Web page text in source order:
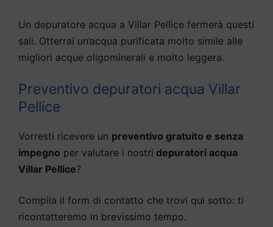
Un depuratore acqua a Villar Pellice fermerà questi
sali. Otterrai un’acqua purificata molto simile alle
migliori acque oligominerali e molto leggera.
Preventivo depuratori acqua Villar
Pellice
Vorresti ricevere un preventivo gratuito e senza
impegno per valutare i nostri depuratori acqua
Villar Pellice?
Compila il form di contatto che trovi qui sotto: ti
ricontatteremo in brevissimo tempo.